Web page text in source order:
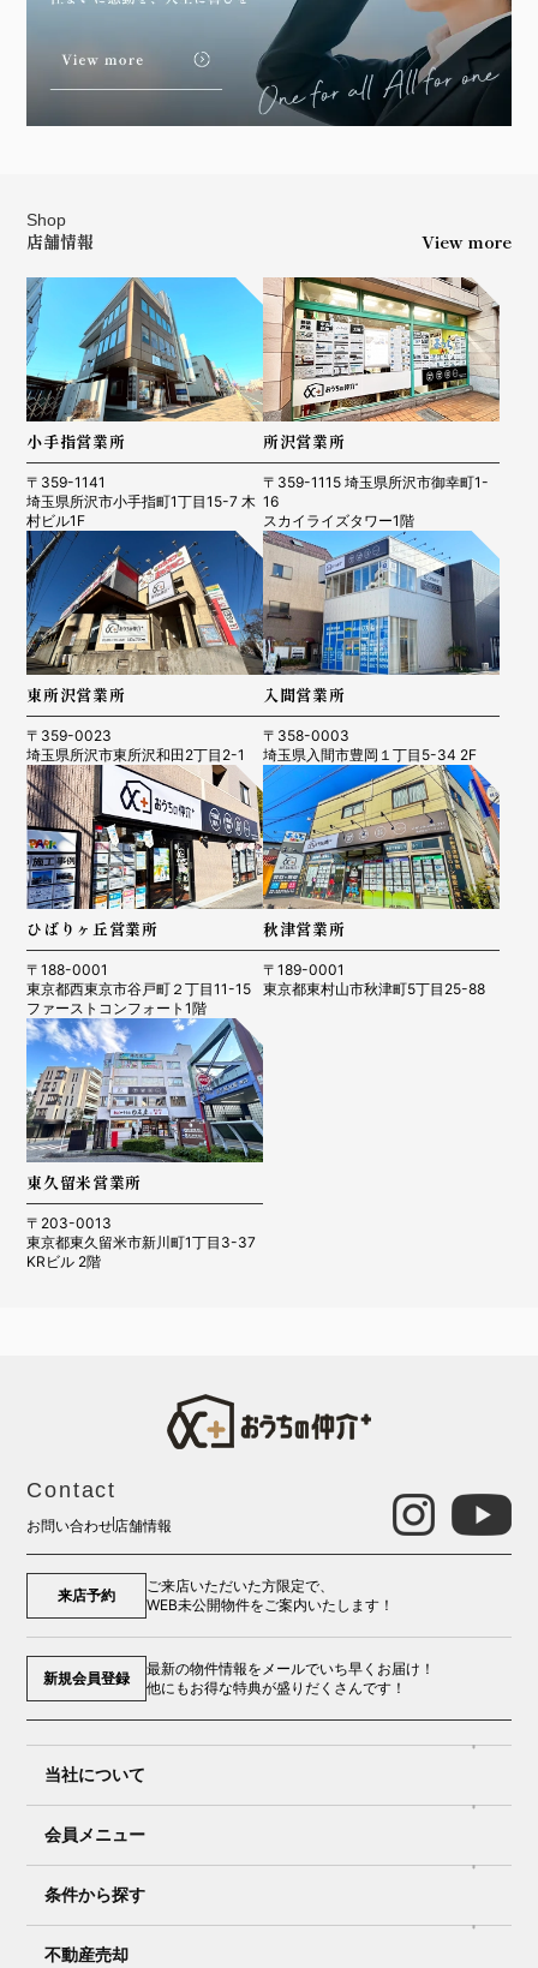
Shop
店舗情報 View more
小手指営業所
〒359-1141
埼玉県所沢市小手指町1丁目15-7 木
村ビル1F
所沢営業所
〒359-1115 埼玉県所沢市御幸町1-
16
スカイライズタワー1階
東所沢営業所
〒359-0023
埼玉県所沢市東所沢和田2丁目2-1
入間営業所
〒358-0003
埼玉県入間市豊岡１丁目5-34 2F
ひばりヶ丘営業所
〒188-0001
東京都西東京市谷戸町２丁目11-15
ファーストコンフォート1階
秋津営業所
〒189-0001
東京都東村山市秋津町5丁目25-88
東久留米営業所
〒203-0013
東京都東久留米市新川町1丁目3-37
KRビル 2階
Contact
お問い合わせ 店舗情報
来店予約
ご来店いただいた方限定で、
WEB未公開物件をご案内いたします！
新規会員登録
最新の物件情報をメールでいち早くお届け！
他にもお得な特典が盛りだくさんです！
当社について
会員メニュー
条件から探す
不動産売却